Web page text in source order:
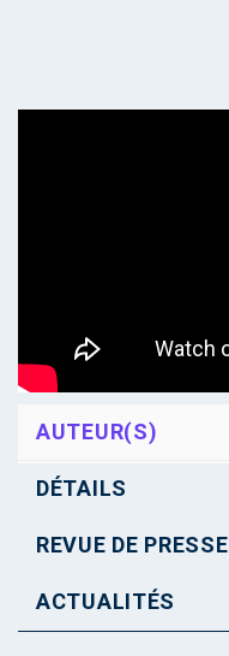
AUTEUR(S)
DÉTAILS
REVUE DE PRESSE
ACTUALITÉS